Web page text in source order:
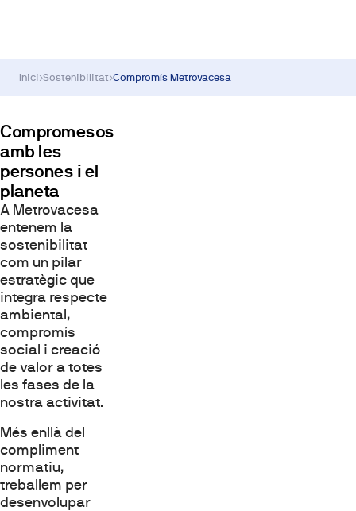
Inici›Sostenibilitat›Compromís Metrovacesa
Compromesos
amb les
persones i el
planeta
A Metrovacesa
entenem la
sostenibilitat
com un pilar
estratègic que
integra respecte
ambiental,
compromís
social i creació
de valor a totes
les fases de la
nostra activitat.
Més enllà del
compliment
normatiu,
treballem per
desenvolupar